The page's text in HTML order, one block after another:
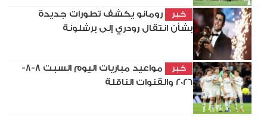
خبر
رومانو يكشف تطورات جديدة
بشأن انتقال رودري إلى برشلونة
خبر
مواعيد مباريات اليوم السبت 8-8-
2026 والقنوات الناقلة